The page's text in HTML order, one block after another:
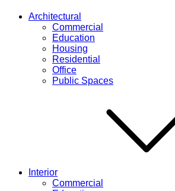
Architectural
Commercial
Education
Housing
Residential
Office
Public Spaces
Interior
Commercial